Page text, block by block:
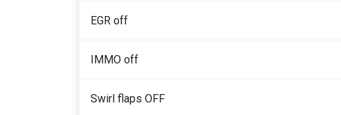
EGR off
IMMO off
Swirl flaps OFF